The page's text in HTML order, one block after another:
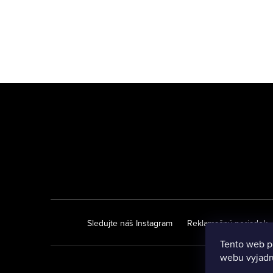
Tento web
webu
Sledujte náš Instagram Reklamačný poriadok